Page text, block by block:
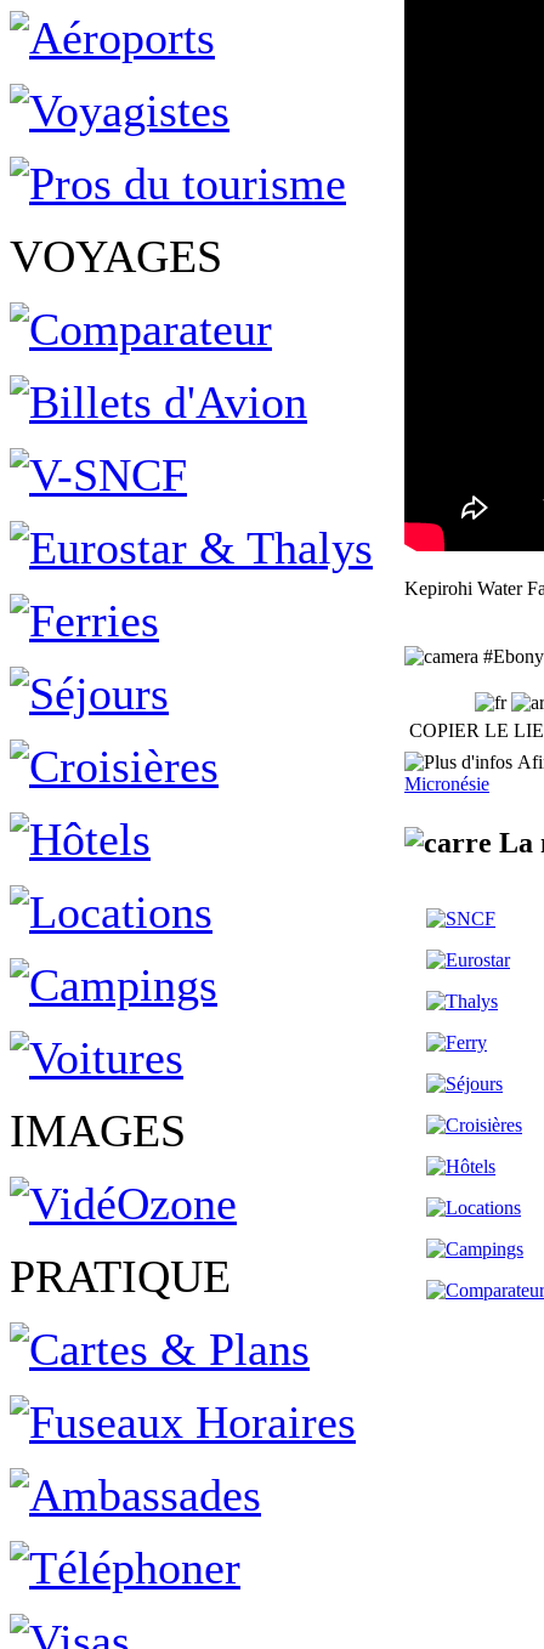
VOYAGES
IMAGES
PRATIQUE
Kepirohi Water
COPIER LE
Micronésie
La